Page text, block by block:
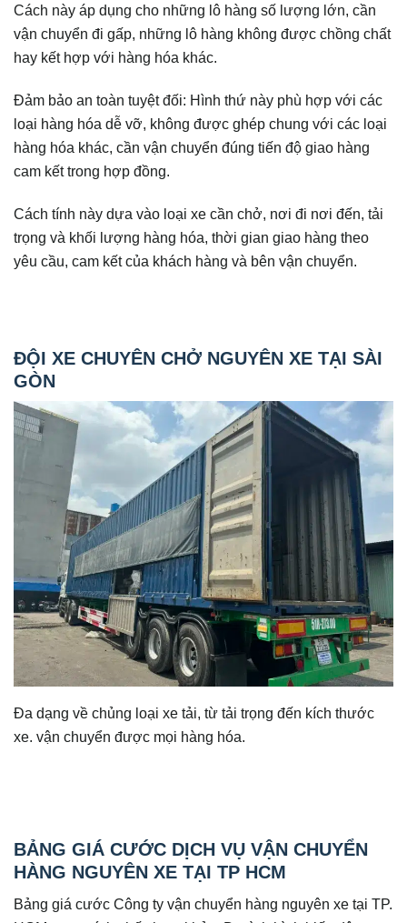
Cách này áp dụng cho những lô hàng số lượng lớn, cần
vận chuyển đi gấp, những lô hàng không được chồng chất
hay kết hợp với hàng hóa khác.
Đảm bảo an toàn tuyệt đối: Hình thứ này phù hợp với các
loại hàng hóa dễ vỡ, không được ghép chung với các loại
hàng hóa khác, cần vận chuyển đúng tiến độ giao hàng
cam kết trong hợp đồng.
Cách tính này dựa vào loại xe cần chở, nơi đi nơi đến, tải
trọng và khối lượng hàng hóa, thời gian giao hàng theo
yêu cầu, cam kết của khách hàng và bên vận chuyển.
ĐỘI XE CHUYÊN CHỞ NGUYÊN XE TẠI SÀI
GÒN
Đa dạng về chủng loại xe tải, từ tải trọng đến kích thước
xe. vận chuyển được mọi hàng hóa.
BẢNG GIÁ CƯỚC DỊCH VỤ VẬN CHUYỂN
HÀNG NGUYÊN XE TẠI TP HCM
Bảng giá cước Công ty vận chuyển hàng nguyên xe tại TP.